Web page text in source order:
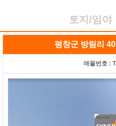
토지/임야
평창군 방림리
매물번호 :